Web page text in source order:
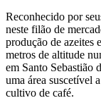
Reconhecido por
neste filão de
produção de azeites
metros de altitude
em Santo Sebastião
uma área suscetível
cultivo de café.